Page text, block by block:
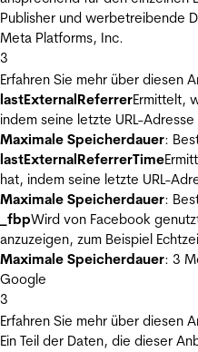
Publisher und werbetreibende
Meta Platforms, Inc.
3
Erfahren Sie mehr über diesen
lastExternalReferrerErmittelt,
indem seine letzte URL-
Maximale Speicherdauer:
lastExternalReferrerTime
hat, indem seine letzte URL-
Maximale Speicherdauer:
_fbpWird von Facebook
anzuzeigen, zum Beispiel
Maximale Speicherdauer: 3
Google
3
Erfahren Sie mehr über diesen
Ein Teil der Daten, die dieser